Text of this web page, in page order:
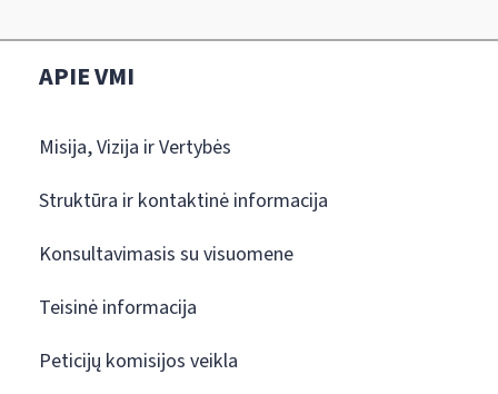
APIE VMI
Misija, Vizija ir Vertybės
Struktūra ir kontaktinė informacija
Konsultavimasis su visuomene
Teisinė informacija
Peticijų komisijos veikla